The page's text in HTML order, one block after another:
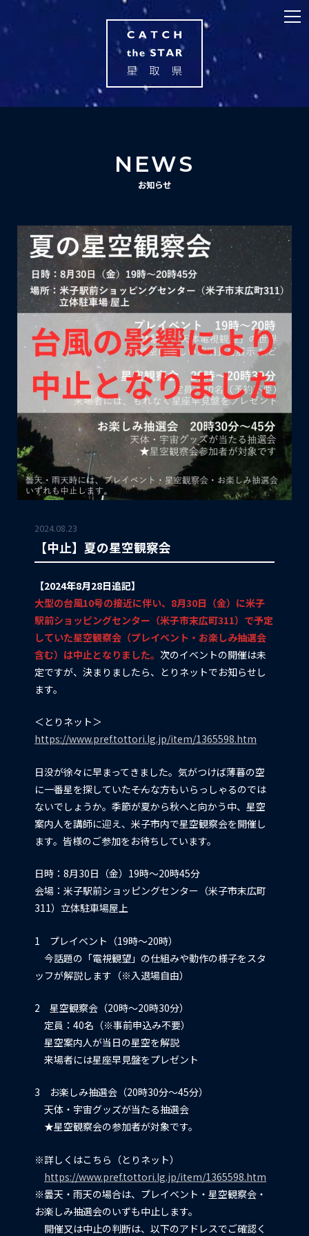
NEWS
お知らせ
2024.08.23
【中止】夏の星空観察会
【2024年8月28日追記】
大型の台風10号の接近に伴い、8月30日（金）に米子
駅前ショッピングセンター（米子市末広町311）で予定
していた星空観察会（プレイベント・お楽しみ抽選会
含む）は中止となりました。次のイベントの開催は未
定ですが、決まりましたら、とりネットでお知らせし
ます。
＜とりネット＞
https://www.pref.tottori.lg.jp/item/1365598.htm
日没が徐々に早まってきました。気がつけば薄暮の空
に一番星を探していた――そんな方もいらっしゃるのでは
ないでしょうか。季節が夏から秋へと向かう中、星空
案内人を講師に迎え、米子市内で星空観察会を開催し
ます。皆様のご参加をお待ちしています。
日時：8月30日（金）19時～20時45分
会場：米子駅前ショッピングセンター（米子市末広町
311）立体駐車場屋上
1 プレイベント（19時～20時）
今話題の「電視観望」の仕組みや動作の様子をスタ
ッフが解説します（※入退場自由）
2 星空観察会（20時～20時30分）
定員：40名（※事前申込み不要）
星空案内人が当日の星空を解説
来場者には星座早見盤をプレゼント
3 お楽しみ抽選会（20時30分～45分）
天体・宇宙グッズが当たる抽選会
★星空観察会の参加者が対象です。
※詳しくはこちら（とりネット）
https://www.pref.tottori.lg.jp/item/1365598.htm
※曇天・雨天の場合は、プレイベント・星空観察会・
お楽しみ抽選会のいずも中止します。
開催又は中止の判断は、以下のアドレスでご確認く